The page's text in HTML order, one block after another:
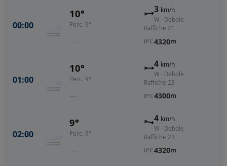
00:00
10°
Perc. 9°
—
3 km/h
W · Debole
Raffiche 21
0°C 4320m
01:00
10°
Perc. 9°
—
4 km/h
W · Debole
Raffiche 23
0°C 4300m
02:00
9°
Perc. 9°
—
4 km/h
W · Debole
Raffiche 23
0°C 4320m